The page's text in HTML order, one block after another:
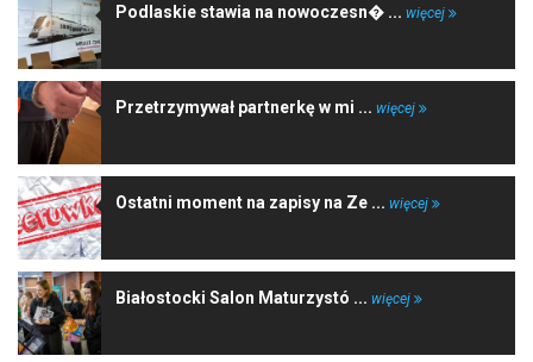
Podlaskie stawia na nowoczesn� ... więcej
Przetrzymywał partnerkę w mi ... więcej
Ostatni moment na zapisy na Ze ... więcej
Białostocki Salon Maturzystó ... więcej